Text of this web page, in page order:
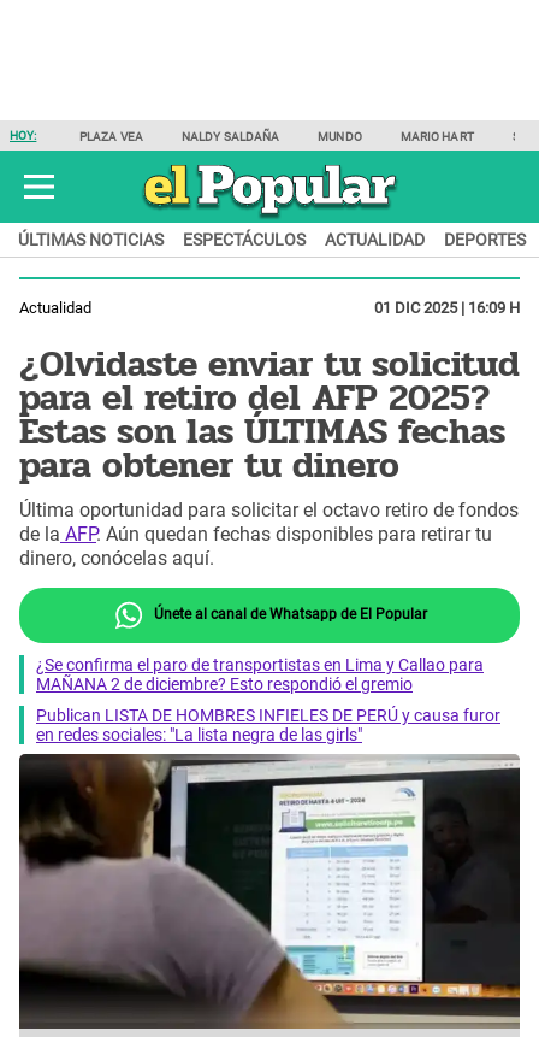
HOY: PLAZA VEA NALDY SALDAÑA MUNDO MARIO HART
ÚLTIMAS NOTICIAS ESPECTÁCULOS ACTUALIDAD DEPORTES
Actualidad 01 DIC 2025 | 16:09 H
¿Olvidaste enviar tu solicitud
para el retiro del AFP 2025?
Estas son las ÚLTIMAS fechas
para obtener tu dinero
Última oportunidad para solicitar el octavo retiro de fondos
de la AFP. Aún quedan fechas disponibles para retirar tu
dinero, conócelas aquí.
Únete al canal de Whatsapp de El Popular
¿Se confirma el paro de transportistas en Lima y Callao para
MAÑANA 2 de diciembre? Esto respondió el gremio
Publican LISTA DE HOMBRES INFIELES DE PERÚ y causa furor
en redes sociales: "La lista negra de las girls"